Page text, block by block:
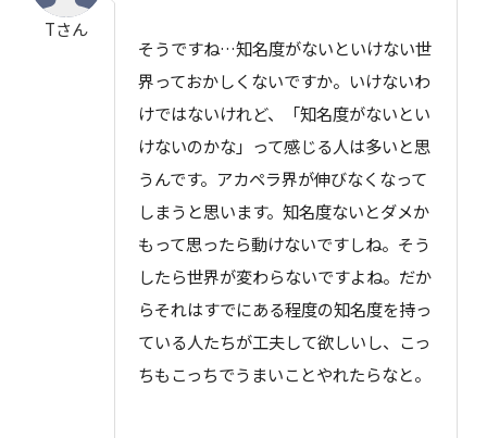
Tさん
そうですね…知名度がないといけない世
界っておかしくないですか。いけないわ
けではないけれど、「知名度がないとい
けないのかな」って感じる人は多いと思
うんです。アカペラ界が伸びなくなって
しまうと思います。知名度ないとダメか
もって思ったら動けないですしね。そう
したら世界が変わらないですよね。だか
らそれはすでにある程度の知名度を持っ
ている人たちが工夫して欲しいし、こっ
ちもこっちでうまいことやれたらなと。